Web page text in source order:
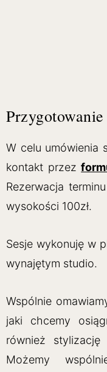
W celu umówienia
kontakt przez
Rezerwacja
wysokości 100zł.
Sesje wykonuję w
wynajętym studio.
Wspólnie
jaki chcemy
również
Możemy